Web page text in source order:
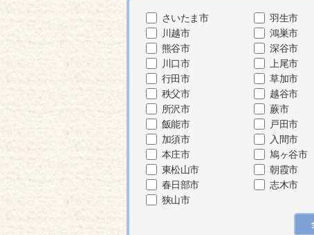
さいたま市
川越市
熊谷市
川口市
行田市
秩父市
所沢市
飯能市
加須市
本庄市
東松山市
春日部市
狭山市
羽生市
鴻巣市
深谷市
上尾市
草加市
越谷市
蕨市
戸田市
入間市
鳩ヶ谷市
朝霞市
志木市